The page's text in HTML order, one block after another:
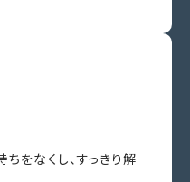
をなくし、すっきり解